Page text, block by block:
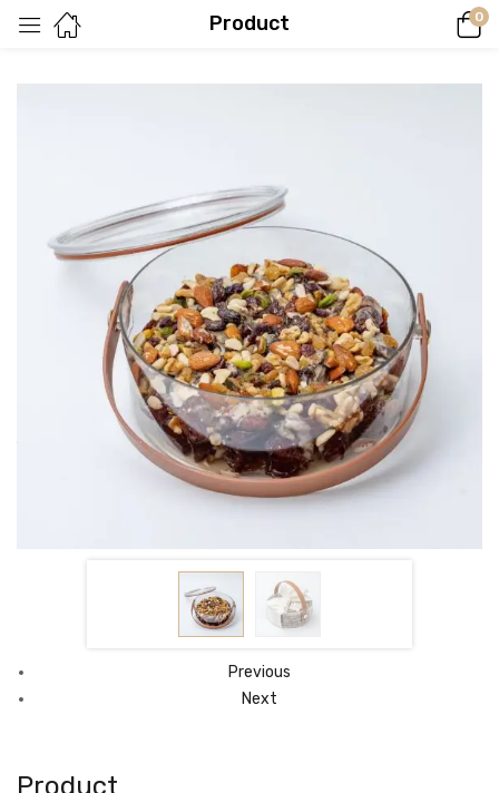
Product 0
Previous
Next
Product